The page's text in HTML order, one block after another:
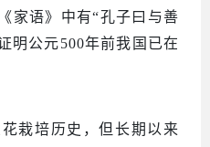
家语》中有“孔子曰与善
明公元500年前我国已在
栽培历史，但长期以来